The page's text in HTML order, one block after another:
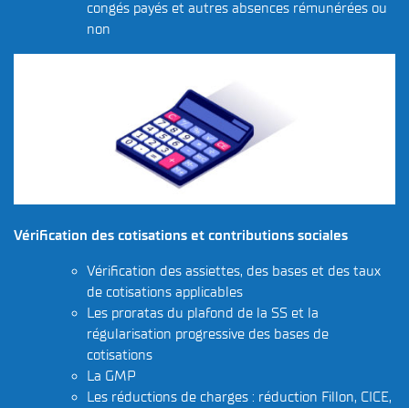
congés payés et autres absences rémunérées ou
non
Vérification des cotisations et contributions sociales
Vérification des assiettes, des bases et des taux
de cotisations applicables
Les proratas du plafond de la SS et la
régularisation progressive des bases de
cotisations
La GMP
Les réductions de charges : réduction Fillon, CICE,